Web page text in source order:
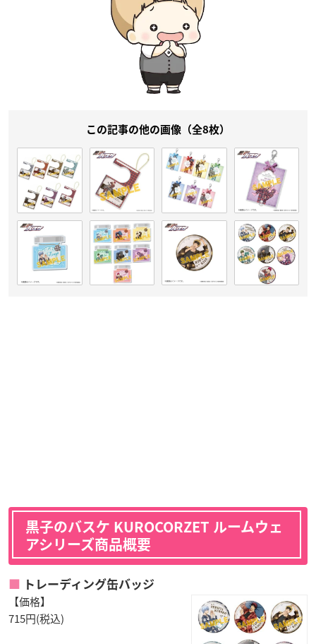
この記事の他の画像（全8枚）
黒子のバスケ KUROCORZET ルームウェ
アシリーズ商品概要
トレーディング缶バッジ
【価格】
715円(税込)